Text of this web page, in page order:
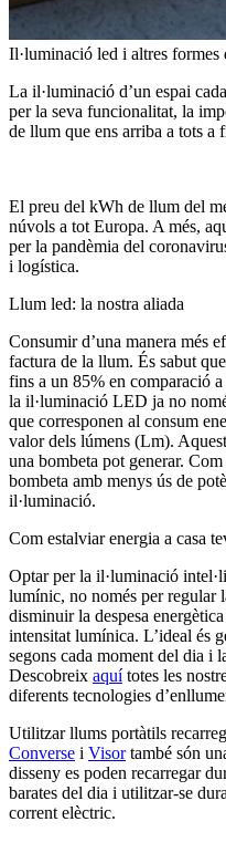
Il·luminació led i altres formes
La il·luminació d’un espai
per la seva funcionalitat, la
de llum que ens arriba a tots a
El preu del kWh de llum del
núvols a tot Europa. A més,
per la pandèmia del
i logística.
Llum led: la nostra aliada
Consumir d’una manera més
factura de la llum. És sabut
fins a un 85% en comparació
la il·luminació LED ja no
que corresponen al consum
valor dels lúmens (Lm).
una bombeta pot generar.
bombeta amb menys ús de
il·luminació.
Com estalviar energia a casa
Optar per la il·luminació
lumínic, no només per regular
disminuir la despesa
intensitat lumínica. L’ideal és
segons cada moment del dia i
Descobreix aquítotes les
diferents tecnologies
Utilitzar llums portàtils
Converse i Visortambé són
disseny es poden recarregar
barates del dia i utilitzar-se
corrent elèctric.